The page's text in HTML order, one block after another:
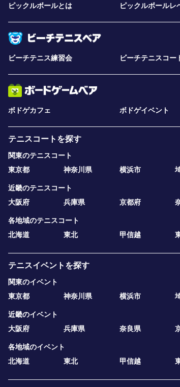
ピックルボールとは ピックルボールレ
ビーチテニス練習会 ビーチテニスコー
ボドゲカフェ ボドゲイベント
テニスコートを探す
関東のテニスコート
東京都
神奈川県 横浜市
近畿のテニスコート
大阪府
兵庫県 京都府
各地域のテニスコート
北海道
東北 甲信越
テニスイベントを探す
関東のイベント
東京都
神奈川県 横浜市
近畿のイベント
大阪府
兵庫県 奈良県
各地域のイベント
北海道
東北 甲信越